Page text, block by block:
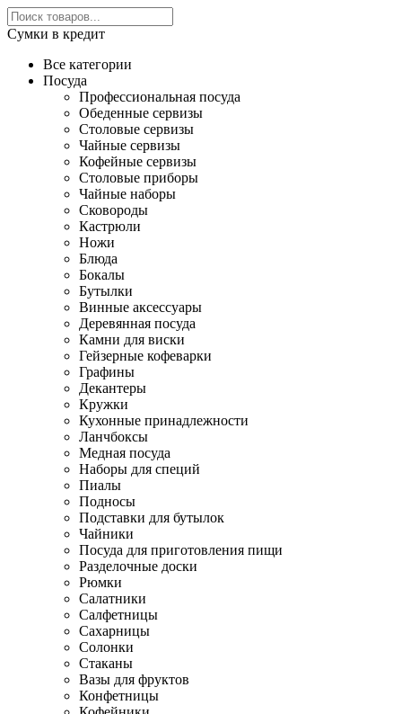
Сумки в кредит
Все категории
Посуда
Профессиональная посуда
Обеденные сервизы
Столовые сервизы
Чайные сервизы
Кофейные сервизы
Столовые приборы
Чайные наборы
Сковороды
Кастрюли
Ножи
Блюда
Бокалы
Бутылки
Винные аксессуары
Деревянная посуда
Камни для виски
Гейзерные кофеварки
Графины
Декантеры
Кружки
Кухонные принадлежности
Ланчбоксы
Медная посуда
Наборы для специй
Пиалы
Подносы
Подставки для бутылок
Чайники
Посуда для приготовления пищи
Разделочные доски
Рюмки
Салатники
Салфетницы
Сахарницы
Солонки
Стаканы
Вазы для фруктов
Конфетницы